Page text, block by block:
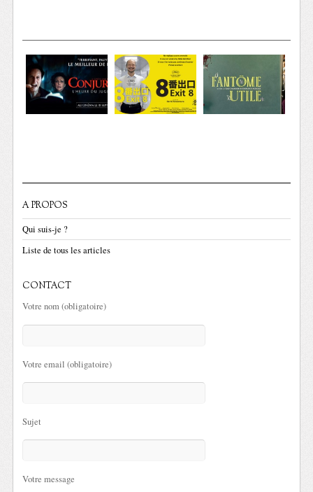
A PROPOS
Qui suis-je ?
Liste de tous les articles
CONTACT
Votre nom (obligatoire)
Votre email (obligatoire)
Sujet
Votre message